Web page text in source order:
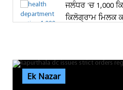
ਜਲੰਧਰ 'ਚ 1,000
ਕਿਲੋਗ੍ਰਾਮ ਮਿਲਕ
Ek Nazar